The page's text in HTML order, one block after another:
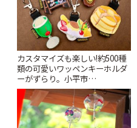
カスタマイズも楽しい!約500種
類の可愛いワッペンキーホルダ
ーがずらり。小平市
「Kimamaya T&K」 | ことりっ
ぷ